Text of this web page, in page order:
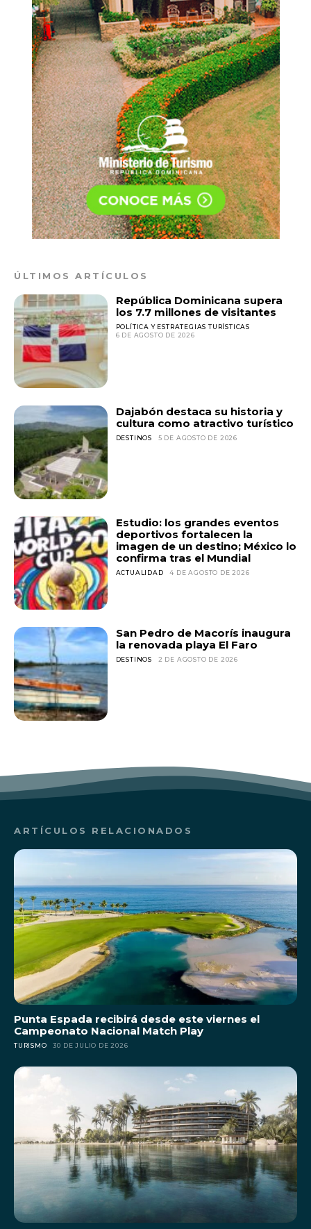
ÚLTIMOS ARTÍCULOS
República Dominicana supera
los 7.7 millones de visitantes
POLÍTICA Y ESTRATEGIAS TURÍSTICAS
6 DE AGOSTO DE 2026
Dajabón destaca su historia y
cultura como atractivo turístico
DESTINOS 5 DE AGOSTO DE 2026
Estudio: los grandes eventos
deportivos fortalecen la
imagen de un destino; México lo
confirma tras el Mundial
ACTUALIDAD 4 DE AGOSTO DE 2026
San Pedro de Macorís inaugura
la renovada playa El Faro
DESTINOS 2 DE AGOSTO DE 2026
ARTÍCULOS RELACIONADOS
Punta Espada recibirá desde este viernes el
Campeonato Nacional Match Play
TURISMO 30 DE JULIO DE 2026